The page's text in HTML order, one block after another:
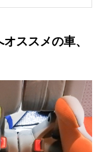
ススメの車、